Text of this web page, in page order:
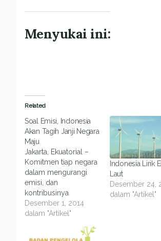
Menyukai ini:
Related
Soal Emisi, Indonesia
Akan Tagih Janji Negara
Maju
Jakarta, Ekuatorial –
Komitmen tiap negara
dalam mengurangi
emisi, dan
kontribusinya
terhadap perubahan
iklim, akan menjadi
konferensi COP-20 di
Desember 1, 2014
dalam "Artikel"
Indonesia Lirik
Laut
Desember 24,
dalam "Artikel"